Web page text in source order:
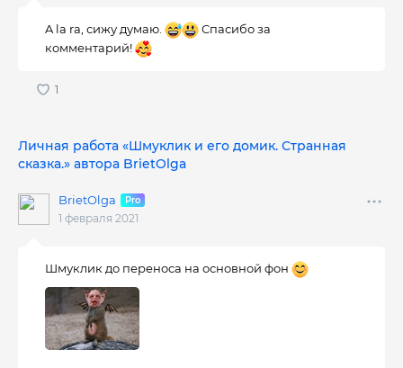
A la ra, сижу думаю.
Cпасибо за
комментарий!
Личная работа «Шмуклик и его домик. Странная
сказка.» автора BrietOlga
BrietOlga
1 февраля 2021
Шмуклик до переноса на основной фон